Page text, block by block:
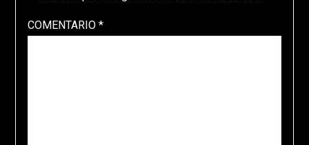
COMENTARIO *